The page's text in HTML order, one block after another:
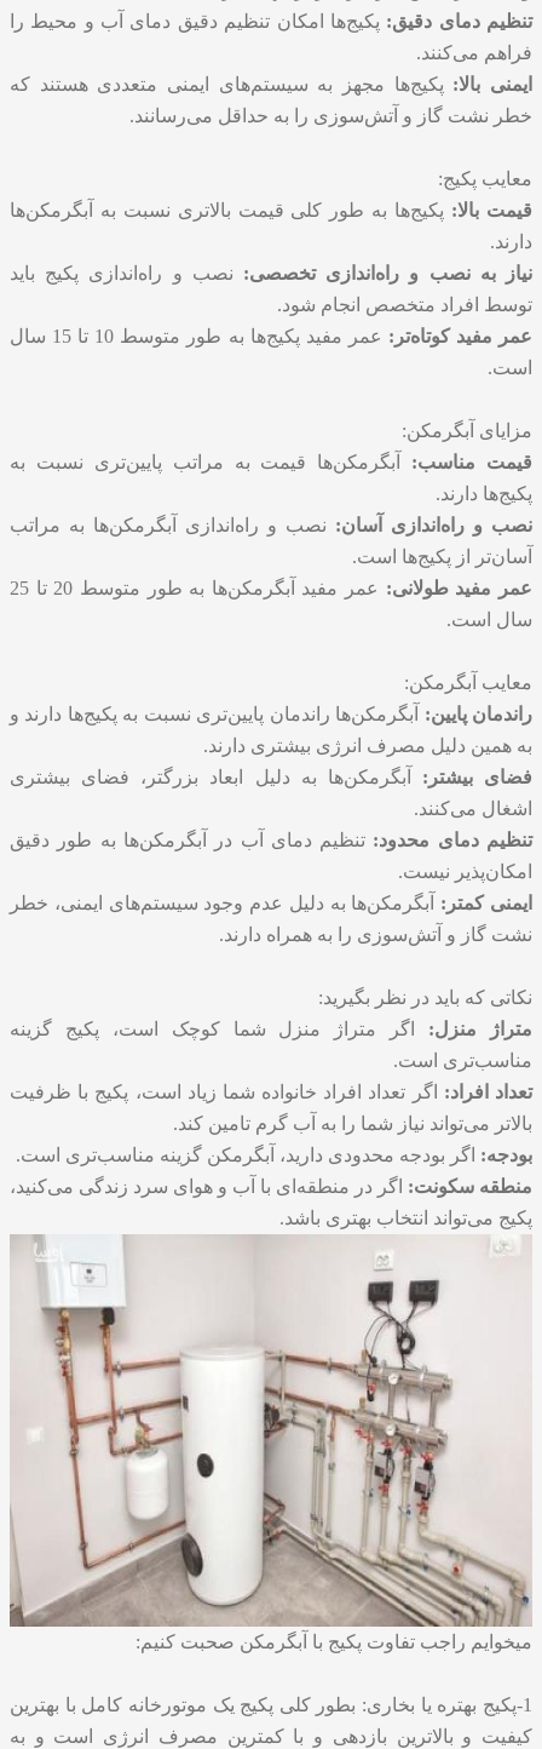
تنظیم دمای دقیق: پکیج‌ها امکان تنظیم دقیق دمای آب و محیط را
فراهم می‌کنند.
ایمنی بالا: پکیج‌ها مجهز به سیستم‌های ایمنی متعددی هستند که
خطر نشت گاز و آتش‌سوزی را به حداقل می‌رسانند.
معایب پکیج:
قیمت بالا: پکیج‌ها به طور کلی قیمت بالاتری نسبت به آبگرمکن‌ها
دارند.
نیاز به نصب و راه‌اندازی تخصصی: نصب و راه‌اندازی پکیج باید
توسط افراد متخصص انجام شود.
عمر مفید کوتاه‌تر:
عمر مفید پکیج‌ها به طور متوسط 10 تا 15 سال
است.
مزایای آبگرمکن:
قیمت مناسب: آبگرمکن‌ها قیمت به مراتب پایین‌تری نسبت به
پکیج‌ها دارند.
نصب و راه‌اندازی آسان: نصب و راه‌اندازی آبگرمکن‌ها به مراتب
آسان‌تر از پکیج‌ها است.
عمر مفید طولانی:
عمر مفید آبگرمکن‌ها به طور متوسط 20 تا 25
سال است.
معایب آبگرمکن:
راندمان پایین: آبگرمکن‌ها راندمان پایین‌تری نسبت به پکیج‌ها دارند و
به همین دلیل مصرف انرژی بیشتری دارند.
فضای بیشتر: آبگرمکن‌ها به دلیل ابعاد بزرگتر، فضای بیشتری
اشغال می‌کنند.
تنظیم دمای محدود: تنظیم دمای آب در آبگرمکن‌ها به طور دقیق
امکان‌پذیر نیست.
ایمنی کمتر: آبگرمکن‌ها به دلیل عدم وجود سیستم‌های ایمنی، خطر
نشت گاز و آتش‌سوزی را به همراه دارند.
نکاتی که باید در نظر بگیرید:
متراژ منزل: اگر متراژ منزل شما کوچک است، پکیج گزینه
مناسب‌تری است.
تعداد افراد: اگر تعداد افراد خانواده شما زیاد است، پکیج با ظرفیت
بالاتر می‌تواند نیاز شما را به آب گرم تامین کند.
بودجه: اگر بودجه محدودی دارید، آبگرمکن گزینه مناسب‌تری است.
منطقه سکونت: اگر در منطقه‌ای با آب و هوای سرد زندگی می‌کنید،
پکیج می‌تواند انتخاب بهتری باشد.
میخوایم راجب تفاوت پکیج با آبگرمکن صحبت کنیم:
1-پکیج بهتره یا بخاری: بطور کلی پکیج یک موتورخانه کامل با بهترین
کیفیت و بالاترین بازدهی و با کمترین مصرف انرژی است و به